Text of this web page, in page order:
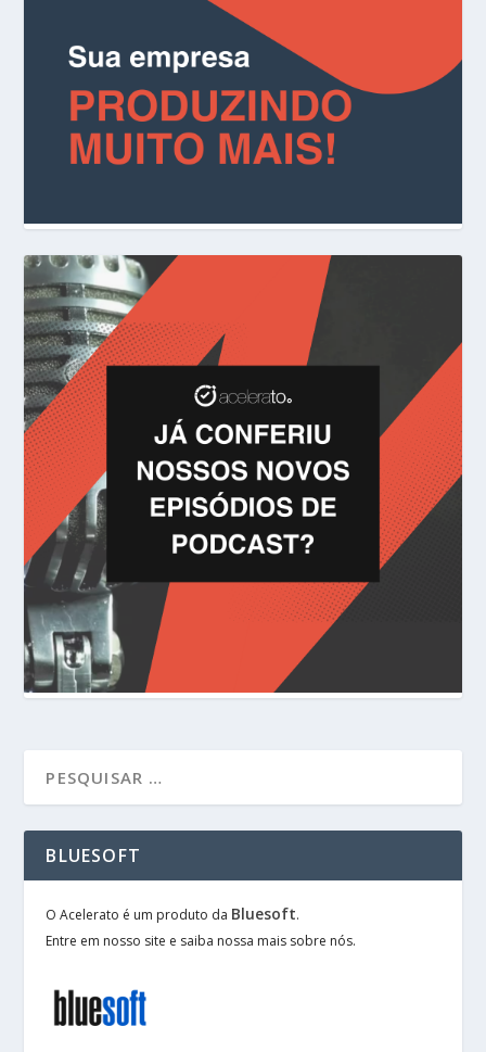
BLUESOFT
O Acelerato é um produto da Bluesoft.
Entre em nosso site e saiba nossa mais sobre nós.